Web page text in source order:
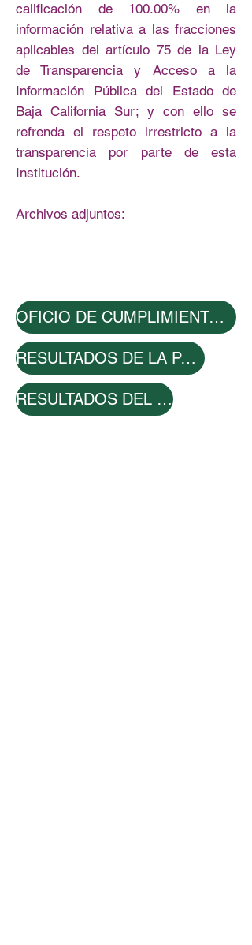
calificación de 100.00% en la
información relativa a las fracciones
aplicables del artículo 75 de la Ley
de Transparencia y Acceso a la
Información Pública del Estado de
Baja California Sur; y con ello se
refrenda el respeto irrestricto a la
transparencia por parte de esta
Institución.
Archivos adjuntos:
OFICIO DE CUMPLIMIENTO POR PARTE DEL ITAI
RESULTADOS DE LA PÁGINA WEB
RESULTADOS DEL SIPOT